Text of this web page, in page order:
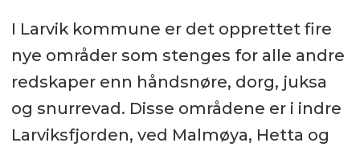
I Larvik kommune er det opprettet fire
nye områder som stenges for alle andre
redskaper enn håndsnøre, dorg, juksa
og snurrevad. Disse områdene er i indre
Larviksfjorden, ved Malmøya, Hetta og